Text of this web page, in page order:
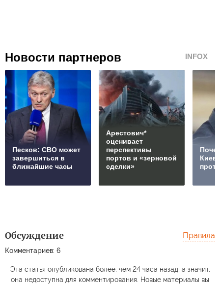
Новости партнеров INFOX
Песков: СВО может
завершиться в
ближайшие часы
Арестович*
оценивает
перспективы
портов и «зерновой
сделки»
Обсуждение
Комментариев: 6
Правила
Эта статья опубликована более, чем 24 часа назад, а значит,
она недоступна для комментирования. Новые материалы вы